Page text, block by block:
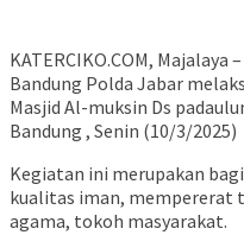
KATERCIKO.COM,
Bandung Polda Jabar
Masjid Al-muksin Ds
Bandung , Senin (10/3/2025)
Kegiatan ini merupakan
kualitas iman, mempererat
agama, tokoh masyarakat.